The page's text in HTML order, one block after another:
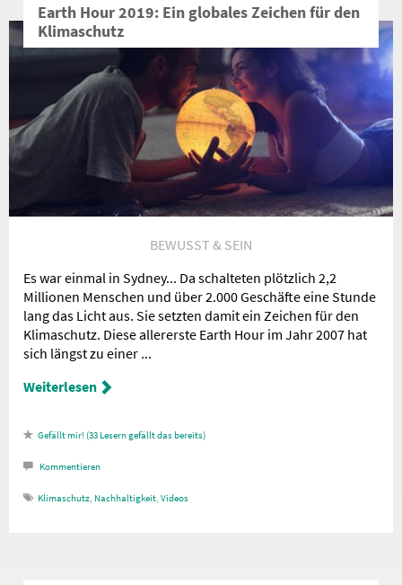
Earth Hour 2019: Ein globales Zeichen für den
Klimaschutz
BEWUSST & SEIN
Es war einmal in Sydney... Da schalteten plötzlich 2,2
Millionen Menschen und über 2.000 Geschäfte eine Stunde
lang das Licht aus. Sie setzten damit ein Zeichen für den
Klimaschutz. Diese allererste Earth Hour im Jahr 2007 hat
sich längst zu einer ...
Weiterlesen
33 Lesern gefällt das
Kommentieren
Klimaschutz, Nachhaltigkeit, Videos